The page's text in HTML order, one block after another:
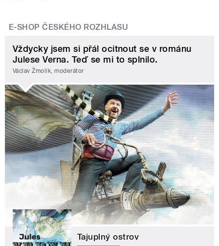
E-SHOP ČESKÉHO ROZHLASU
Vždycky jsem si přál ocitnout se v románu
Julese Verna. Teď se mi to splnilo.
Václav Žmolík, moderátor
Tajuplný ostrov